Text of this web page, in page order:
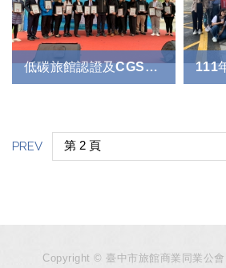
低碳旅館認證及CGSP授證典禮
PREV
Copyright © 臺中市旅館商業同業公